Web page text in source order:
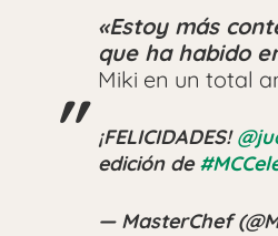
«Estoy más
que ha habido
Miki en un total
¡FELICIDADES!
edición de
— MasterChef